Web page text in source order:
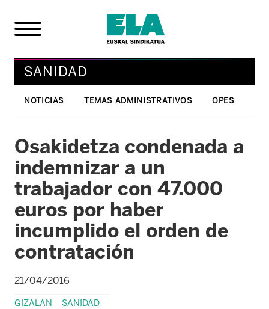
SANIDAD
NOTICIAS TEMAS ADMINISTRATIVOS OPES
Osakidetza condenada a
indemnizar a un
trabajador con 47.000
euros por haber
incumplido el orden de
contratación
21/04/2016
GIZALAN SANIDAD